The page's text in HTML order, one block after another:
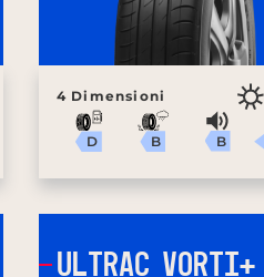
4 Dimensioni
D B B
ULTRAC VORTI+